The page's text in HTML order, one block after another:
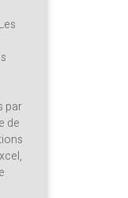
par
de